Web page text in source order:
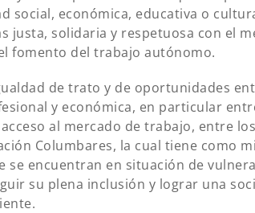
social, económica, educativa o
justa, solidaria y respetuosa con el
fomento del trabajo autónomo.
de trato y de oportunidades
y económica, en particular
al mercado de trabajo, entre
Columbares, la cual tiene como
se encuentran en situación de
su plena inclusión y lograr una